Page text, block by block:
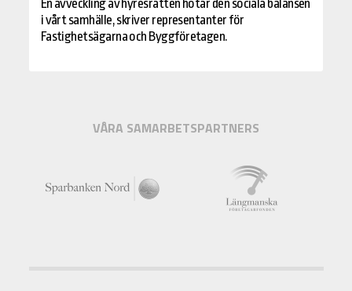
En avveckling av hyresrätten hotar den sociala balansen
i vårt samhälle, skriver representanter för
Fastighetsägarna och Byggföretagen.
VÅRA SAMARBETSPARTNERS